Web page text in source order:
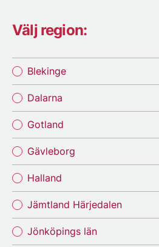
Välj region:
Blekinge
Dalarna
Gotland
Gävleborg
Halland
Jämtland Härjedalen
Jönköpings län